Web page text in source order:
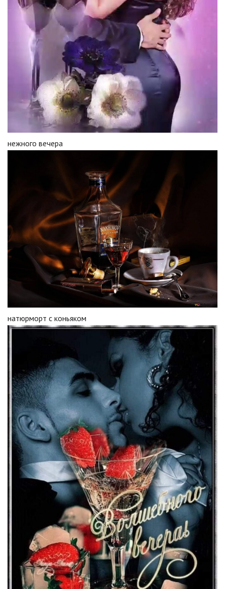
нежного вечера
натюрморт с коньяком